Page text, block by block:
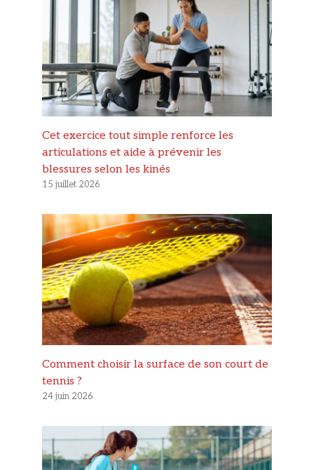
Cet exercice tout simple renforce les
articulations et aide à prévenir les
blessures selon les kinés
15 juillet 2026
Comment choisir la surface de son court de
tennis ?
24 juin 2026